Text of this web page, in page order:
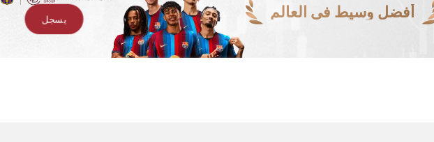
أفضل وسيط في العالم يسجل